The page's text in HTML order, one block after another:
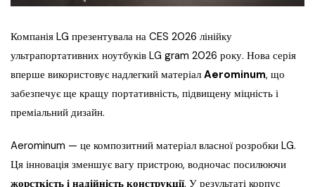
Компанія LG презентувала на CES 2026 лінійку
ультрапортативних ноутбуків LG gram 2026 року. Нова серія
вперше використовує надлегкий матеріал Aerominum, що
забезпечує ще кращу портативність, підвищену міцність і
преміальний дизайн.
Aerominum — це композитний матеріал власної розробки LG.
Ця інновація зменшує вагу пристрою, водночас посилюючи
жорсткість і надійність конструкції. У результаті корпус